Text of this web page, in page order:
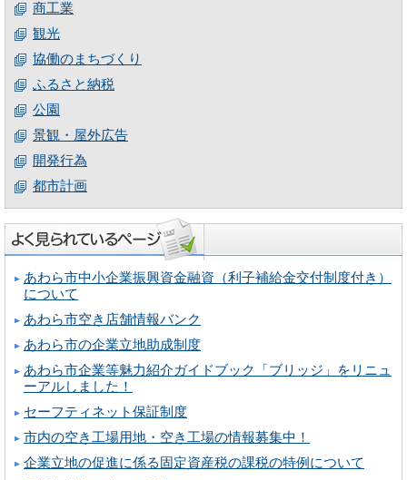
商工業
観光
協働のまちづくり
ふるさと納税
公園
景観・屋外広告
開発行為
都市計画
あわら市中小企業振興資金融資（利子補給金交付制度付き）
について
あわら市空き店舗情報バンク
あわら市の企業立地助成制度
あわら市企業等魅力紹介ガイドブック「ブリッジ」をリニュ
ーアルしました！
セーフティネット保証制度
市内の空き工場用地・空き工場の情報募集中！
企業立地の促進に係る固定資産税の課税の特例について